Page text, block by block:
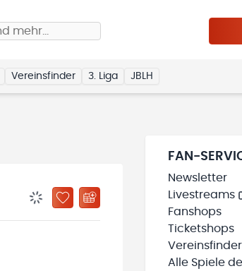
mehr…
Vereinsfinder 3. Liga JBLH
BENACHRICHTIGUNGSSTATUS WIRD GELADEN
ZU „MEINE TEAMS“ HINZUFÜGEN
FAN-
Newsletter
Livestreams
Fanshops
Ticketshops
Vereinsfinder
Alle Spiele